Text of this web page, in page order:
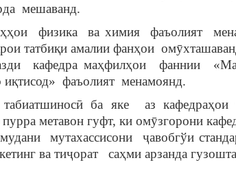
мешаванд.
физика ва химия фаъолият
татбиқи амалии фанҳои
кафедра маҳфилҳои фаннии
фаъолият менамоянд.
ба яке
аз кафедраҳои
метавон гуфт, ки омӯзгорони
мутахассисони
ҷавобгўи
ва тиҷорат
саҳми арзанда